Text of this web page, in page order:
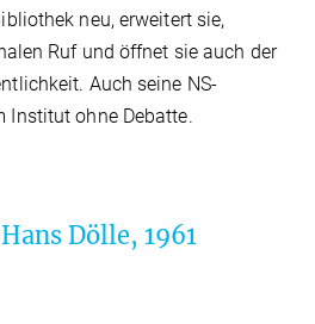
neu, erweitert sie,
Ruf und öffnet sie auch der
Auch seine NS-
Institut ohne Debatte.
Dölle, 1961